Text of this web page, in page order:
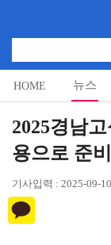
HOME 뉴스
알림마당
2025경남
용으로 준비
기사입력 : 2025-09-